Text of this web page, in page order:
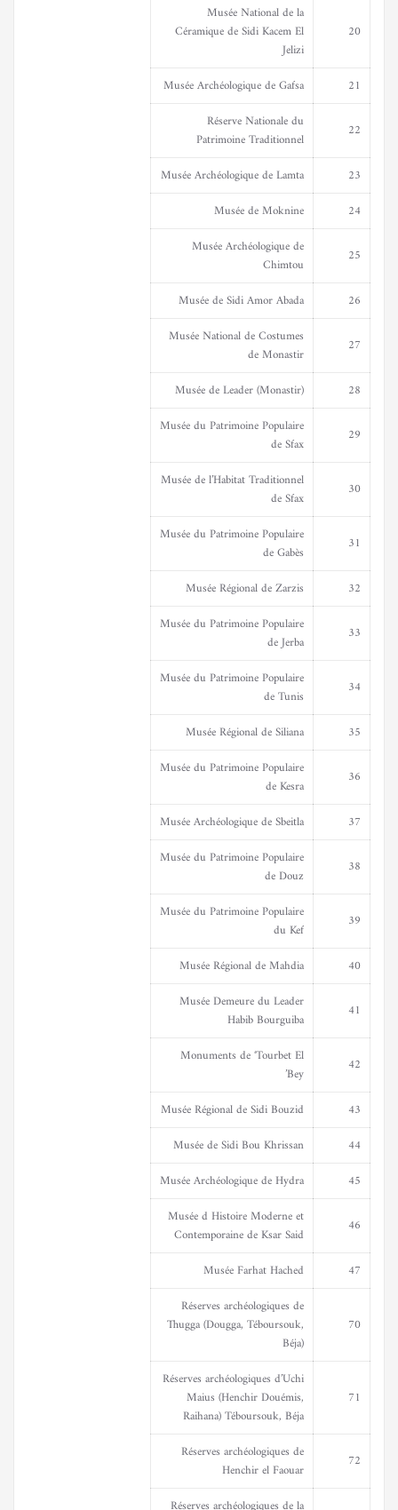
20
Musée National de la
Céramique de Sidi Kacem El
Jelizi
21
Musée Archéologique de Gafsa
22
Réserve Nationale du
Patrimoine Traditionnel
23
Musée Archéologique de Lamta
24
Musée de Moknine
25
Musée Archéologique de
Chimtou
26
Musée de Sidi Amor Abada
27
Musée National de Costumes
de Monastir
28
Musée de Leader (Monastir)
29
Musée du Patrimoine Populaire
de Sfax
30
Musée de l’Habitat Traditionnel
de Sfax
31
Musée du Patrimoine Populaire
de Gabès
32
Musée Régional de Zarzis
33
Musée du Patrimoine Populaire
de Jerba
34
Musée du Patrimoine Populaire
de Tunis
35
Musée Régional de Siliana
36
Musée du Patrimoine Populaire
de Kesra
37
Musée Archéologique de Sbeitla
38
Musée du Patrimoine Populaire
de Douz
39
Musée du Patrimoine Populaire
du Kef
40
Musée Régional de Mahdia
41
Musée Demeure du Leader
Habib Bourguiba
42
Monuments de ‘Tourbet El
Bey’
43
Musée Régional de Sidi Bouzid
44
Musée de Sidi Bou Khrissan
45
Musée Archéologique de Hydra
46
Musée d Histoire Moderne et
Contemporaine de Ksar Said
47
Musée Farhat Hached
70
Réserves archéologiques de
Thugga (Dougga, Téboursouk,
Béja)
71
Réserves archéologiques d’Uchi
Maius (Henchir Douémis,
Raihana) Téboursouk, Béja
72
Réserves archéologiques de
Henchir el Faouar